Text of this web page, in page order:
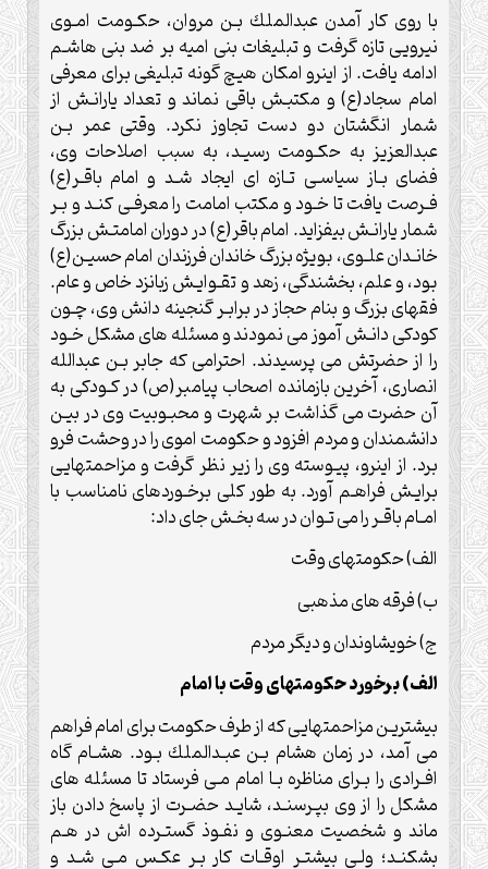
با روى كار آمدن عبدالملك بـن مروان، حكـومت امـوى
نيرويى تازه گرفت و تبليغات بنى اميه بر ضد بنى هاشـم
ادامه يافت. از اينرو امكان هيچ گونه تبليغى براى معرفى
امام سجاد(ع) و مكتبـش باقى نماند و تعداد يارانـش از
شمار انگشتان دو دست تجاوز نكرد. وقتى عمر بـن
عبدالعزيز به حكـومت رسيـد، به سبب اصلاحات وى،
فضاى بـاز سياسـى تـازه اى ايجاد شـد و امام باقـر(ع)
فـرصت يافت تا خـود و مكتب امامت را معرفـى كنـد و بـر
شمار يارانـش بيفزايد. امام باقر(ع) در دوران امامتـش بزرگ
خانـدان علـوى، بويژه بزرگ خاندان فرزندان امام حسيـن(ع)
بود، و علم، بخشندگى، زهد و تقـوايـش زبانزد خاص و عام.
فقهاى بزرگ و بنام حجاز در برابـر گنجينه دانش وى، چـون
كودكى دانـش آموز مى نمودند و مسئله هاى مشكل خـود
را از حضرتش مى پرسيدند. احترامى كه جابر بـن عبدالله
انصارى، آخرين بازمانده اصحاب پيامبر(ص) در كـودكى به
آن حضرت مى گذاشت بر شهرت و محبـوبيت وى در بيـن
دانشمندان و مردم افزود و حكومت اموى را در وحشت فرو
برد. از اينرو، پيـوسته وى را زير نظر گرفت و مزاحمتهايى
برايـش فراهـم آورد. به طور كلى برخـوردهاى نامناسب با
امـام باقـر را مى تـوان در سه بخـش جاى داد:
الف) حكومتهاى وقت
ب) فرقه هاى مذهبى
ج) خويشاوندان و ديگر مردم
الف) برخورد حكومتهاى وقت با امام
بيشتريـن مزاحمتهايى كه از طرف حكومت براى امام فراهم
می آمد، در زمان هشام بـن عبـدالملك بـود. هشـام گاه
افـرادى را بـراى مناظره بـا امام مـى فرستاد تا مسئله هاى
مشكل را از وى بپـرسنـد، شايـد حضـرت از پاسخ دادن باز
ماند و شخصيت معنـوى و نفـوذ گستـرده اش در هـم
بشكنـد؛ ولـى بيشتـر اوقـات كار بـر عكـس مـى شـد و